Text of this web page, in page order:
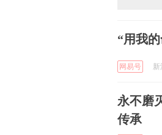
“用我
网易号
永不磨
传承